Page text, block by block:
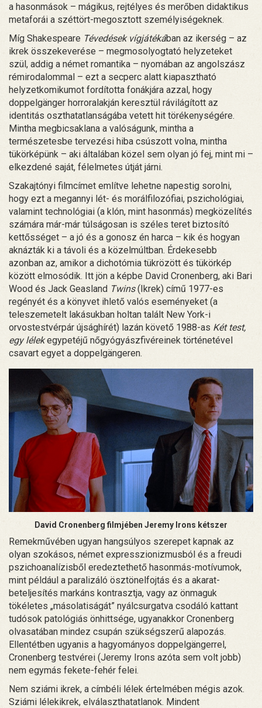
a hasonmások – mágikus, rejtélyes és merőben didaktikus
metaforái a széttört-megosztott személyiségeknek.
Míg Shakespeare Tévedések vígjátékában az ikerség – az
ikrek összekeverése – megmosolyogtató helyzeteket
szül, addig a német romantika – nyomában az angolszász
rémirodalommal – ezt a secperc alatt kiapasztható
helyzetkomikumot fordította fonákjára azzal, hogy
doppelgänger horroralakján keresztül rávilágított az
identitás oszthatatlanságába vetett hit törékenységére.
Mintha megbicsaklana a valóságunk, mintha a
természetesbe tervezési hiba csúszott volna, mintha
tükörképünk – aki általában közel sem olyan jó fej, mint mi –
elkezdené saját, félelmetes útját járni.
Szakajtónyi filmcímet említve lehetne napestig sorolni,
hogy ezt a megannyi lét- és morálfilozófiai, pszichológiai,
valamint technológiai (a klón, mint hasonmás) megközelítés
számára már-már túlságosan is széles teret biztosító
kettősséget – a jó és a gonosz én harca – kik és hogyan
aknázták ki a távoli és a közelmúltban. Érdekesebb
azonban az, amikor a dichotómia tükrözött és tükörkép
között elmosódik. Itt jön a képbe David Cronenberg, aki Bari
Wood és Jack Geasland Twins(Ikrek) című 1977-es
regényét és a könyvet ihlető valós eseményeket (a
teleszemetelt lakásukban holtan talált New York-i
orvostestvérpár újsághírét) lazán követő 1988-as Két test,
egy lélekegypetéjű nőgyógyászfivéreinek történetével
csavart egyet a doppelgängeren.
David Cronenberg filmjében Jeremy Irons kétszer
Remekművében ugyan hangsúlyos szerepet kapnak az
olyan szokásos, német expresszionizmusból és a freudi
pszichoanalízisből eredeztethető hasonmás-motívumok,
mint például a paralizáló ösztönelfojtás és a akarat-
beteljesítés markáns kontrasztja, vagy az önmaguk
tökéletes „másolatiságát” nyálcsurgatva csodáló kattant
tudósok patológiás önhittsége, ugyanakkor Cronenberg
olvasatában mindez csupán szükségszerű alapozás.
Ellentétben ugyanis a hagyományos doppelgängerrel,
Cronenberg testvérei (Jeremy Irons azóta sem volt jobb)
nem egymás fekete-fehér felei.
Nem sziámi ikrek, a címbéli lélek értelmében mégis azok.
Sziámi lélekikrek, elválaszthatatlanok. Mindent